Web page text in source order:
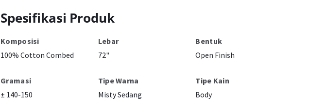
Spesifikasi Produk
Komposisi
100% Cotton Combed
Lebar
72"
Bentuk
Open Finish
Gramasi
± 140-150
Tipe Warna
Misty Sedang
Tipe Kain
Body